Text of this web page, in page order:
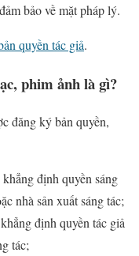
bảo về mặt pháp lý.
quyền tác giả.
phim ảnh là gì?
đăng ký bản quyền,
định quyền sáng
nhà sản xuất sáng tác;
định quyền tác giả
tác;